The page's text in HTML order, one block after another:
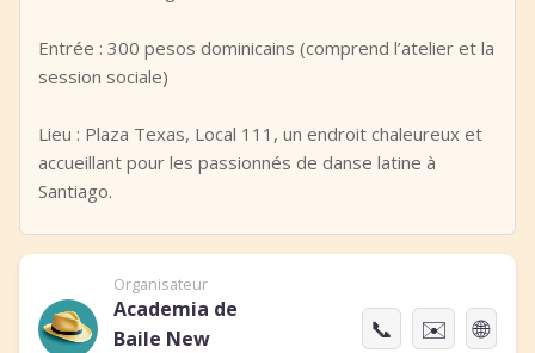
Entrée : 300 pesos dominicains (comprend l’atelier et la
session sociale)
Lieu : Plaza Texas, Local 111, un endroit chaleureux et
accueillant pour les passionnés de danse latine à
Santiago.
Organisateur
Academia de
Baile New
📞 ✉️ 🌐